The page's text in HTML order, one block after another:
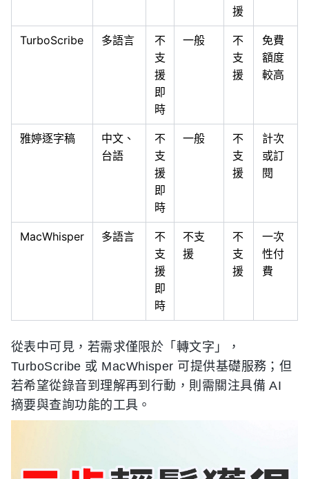
援
TurboScribe 多語言
不
支
援
即
時
一般
不
支
援
免費
額度
較高
雅婷逐字稿
中文、
台語
不
支
援
即
時
一般
不
支
援
計次
或訂
閱
MacWhisper 多語言
不
支
援
即
時
不支
援
不
支
援
一次
性付
費
從表中可見，若需求僅限於「轉文字」，
TurboScribe 或 MacWhisper 可提供基礎服務；但
若希望從錄音到理解再到行動，則需關注具備 AI
摘要與查詢功能的工具。